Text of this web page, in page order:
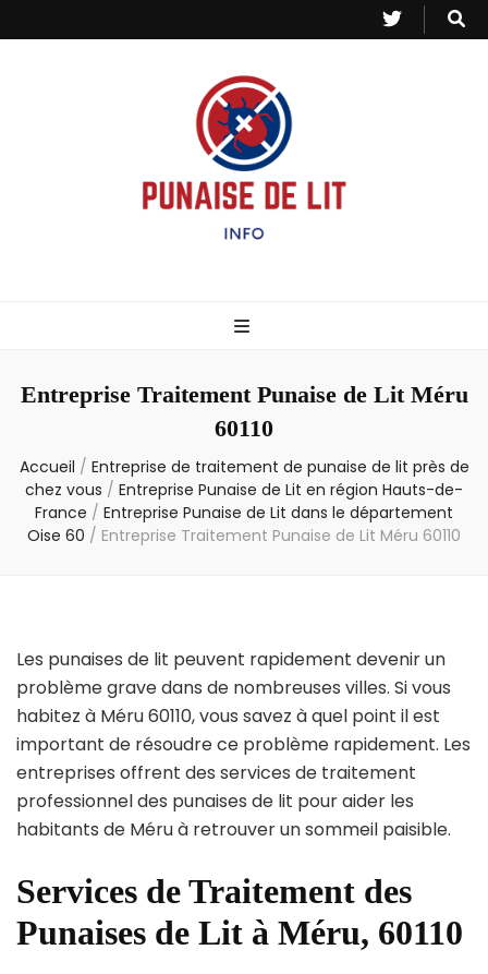
– Info
Entreprise Traitement Punaise de Lit Méru
60110
Accueil / Entreprise de traitement de punaise de lit près de
chez vous / Entreprise Punaise de Lit en région Hauts-de-
France / Entreprise Punaise de Lit dans le département
Oise 60 / Entreprise Traitement Punaise de Lit Méru 60110
Les punaises de lit peuvent rapidement devenir un
problème grave dans de nombreuses villes. Si vous
habitez à Méru 60110, vous savez à quel point il est
important de résoudre ce problème rapidement. Les
entreprises offrent des services de traitement
professionnel des punaises de lit pour aider les
habitants de Méru à retrouver un sommeil paisible.
Services de Traitement des
Punaises de Lit à Méru, 60110